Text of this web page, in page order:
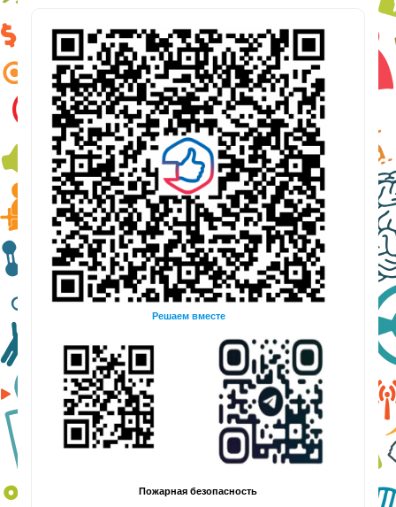
Решаем вместе
Пожарная безопасность